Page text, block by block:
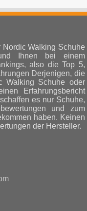
Sportschuhe
Leichte Joggingsch...
Atmungsaktiv
Sneaker Beq...
Walking Schuhe
Ihnen bei einem
also die Top 5,
Derjenigen, die
Walking Schuhe oder
Erfahrungsbericht
es nur Schuhe,
und zum
haben. Keinen
der Hersteller.